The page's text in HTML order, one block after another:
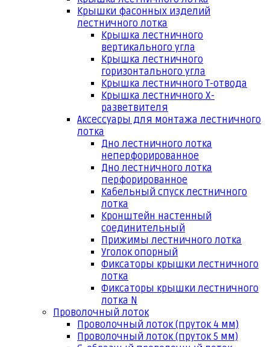
Крышки фасонных изделий
лестничного лотка
Крышка лестничного
вертикального угла
Крышка лестничного
горизонтального угла
Крышка лестничного Т-отвода
Крышка лестничного Х-
разветвителя
Аксессуары для монтажа лестничного
лотка
Дно лестничного лотка
неперфорированное
Дно лестничного лотка
перфорированное
Кабельный спуск лестничного
лотка
Кронштейн настенный
соединительный
Прижимы лестничного лотка
Уголок опорный
Фиксаторы крышки лестничного
лотка
Фиксаторы крышки лестничного
лотка N
Проволочный лоток
Проволочный лоток (пруток 4 мм)
Проволочный лоток (пруток 5 мм)